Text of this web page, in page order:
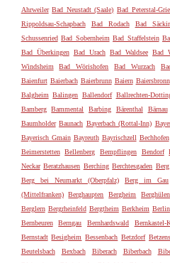
Ahrweiler Bad Neustadt (Saale) Bad Peterstal-
Rippoldsau-Schapbach
Bad Rodach Bad
Schussenried Bad Sobernheim Bad Staffelstein
Bad Überkingen Bad Urach Bad Waldsee Bad
Windsheim
Bad Wörishofen Bad Wurzach
Baienfurt Baierbach Baierbrunn Baiern Baiersbronn
Balgheim Balingen Ballendorf Ballrechten-
Bamberg
Bammental Barbing Bärenthal Bärnau
Baumholder Baunach Bayerbach (Rottal-Inn)
Bayerisch Gmain Bayreuth Bayrischzell Bechhofen
Beimerstetten
Bellenberg Bempflingen Bendorf
Neckar Beratzhausen Berching Berchtesgaden Berg
Berg bei Neumarkt (Oberpfalz)
Berg im Gau
(Mittelfranken)
Berghaupten Bergheim Berghülen
Berglern Bergrheinfeld Bergtheim Berkheim Berlin
Bernbeuren
Berngau Bernhardswald Bernkastel-
Bernstadt Besigheim Bessenbach Betzdorf
Beutelsbach
Bexbach Biberach Biberbach